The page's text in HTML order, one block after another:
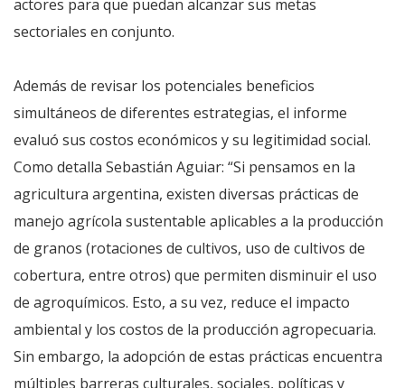
actores para que puedan alcanzar sus metas
sectoriales en conjunto.
Además de revisar los potenciales beneficios
simultáneos de diferentes estrategias, el informe
evaluó sus costos económicos y su legitimidad social.
Como detalla Sebastián Aguiar: “Si pensamos en la
agricultura argentina, existen diversas prácticas de
manejo agrícola sustentable aplicables a la producción
de granos (rotaciones de cultivos, uso de cultivos de
cobertura, entre otros) que permiten disminuir el uso
de agroquímicos. Esto, a su vez, reduce el impacto
ambiental y los costos de la producción agropecuaria.
Sin embargo, la adopción de estas prácticas encuentra
múltiples barreras culturales, sociales, políticas y